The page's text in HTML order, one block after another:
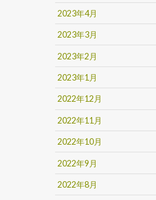
2023年4月
2023年3月
2023年2月
2023年1月
2022年12月
2022年11月
2022年10月
2022年9月
2022年8月